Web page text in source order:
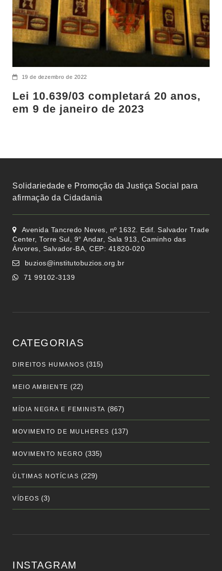
19 de dezembro de 2022
Lei 10.639/03 completará 20 anos,
em 9 de janeiro de 2023
Solidariedade e Promoção da Justiça Social para
afirmação da Cidadania
Avenida Tancredo Neves, nº 1632. Edif. Salvador Trade
Center, Torre Sul, 9° Andar, Sala 913, Caminho das
Árvores, Salvador-BA, CEP: 41820-020
buzios@institutobuzios.org.br
71 99102-3139
CATEGORIAS
DIREITOS HUMANOS (315)
MEIO AMBIENTE (22)
MÍDIA NEGRA E FEMINISTA (867)
MOVIMENTO DE MULHERES (137)
MOVIMENTO NEGRO (335)
ÚLTIMAS NOTÍCIAS (229)
VÍDEOS (3)
INSTAGRAM